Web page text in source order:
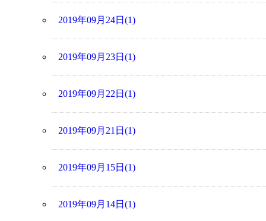
2019年09月24日(1)
2019年09月23日(1)
2019年09月22日(1)
2019年09月21日(1)
2019年09月15日(1)
2019年09月14日(1)